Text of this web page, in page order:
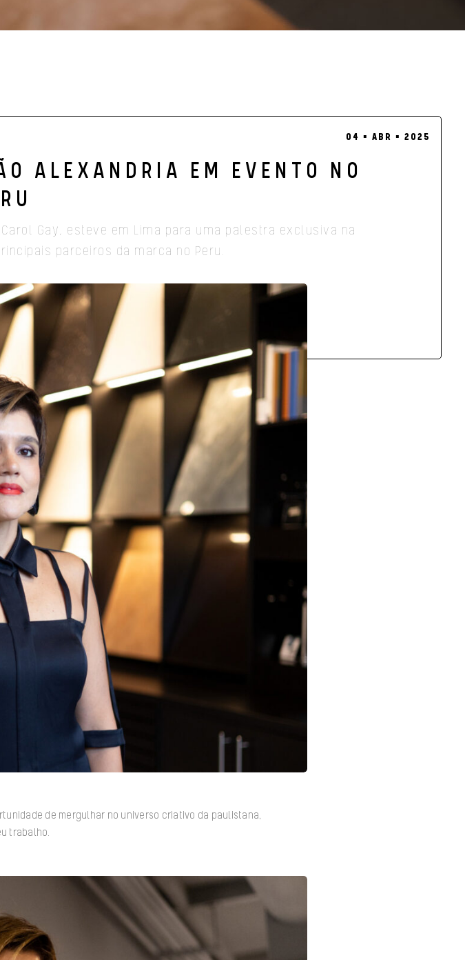
04 ▪ ABR ▪ 2025
ALEXANDRIA EM EVENTO NO
Gay, esteve em Lima para uma palestra exclusiva na
parceiros da marca no Peru.
de mergulhar no universo criativo da paulistana,
trabalho.